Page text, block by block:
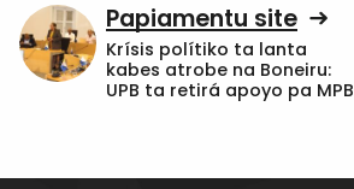
Papiamentu site
Krísis polítiko ta lanta
kabes atrobe na Boneiru:
UPB ta retirá apoyo pa MPB